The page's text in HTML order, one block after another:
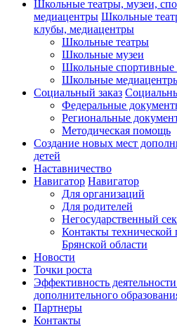
Школьные театры, музеи,
медиацентры Школьные
клубы, медиацентры
Школьные театры
Школьные музеи
Школьные спортивные
Школьные
Социальный заказ
Федеральные
Региональные
Методическая помощь
Создание новых мест
детей
Наставничество
Навигатор Навигатор
Для организаций
Для родителей
Негосударственный
Контакты
Брянской области
Новости
Точки роста
Эффективность
дополнительного
Партнеры
Контакты